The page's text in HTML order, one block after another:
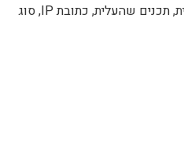
פעילותך, כולל עמודים בהם צפית, תכנים שהעלית, כתובת IP, סוג